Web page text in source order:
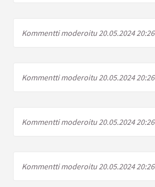
Kommentti moderoitu 20.05.2024 20:26
Kommentti moderoitu 20.05.2024 20:26
Kommentti moderoitu 20.05.2024 20:26
Kommentti moderoitu 20.05.2024 20:26